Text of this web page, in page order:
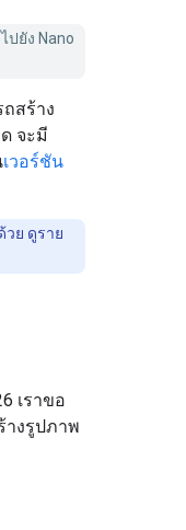
ยัง Nano
สร้าง
จะมี
เวอร์ชัน
ย ดูราย
เราขอ
างรูปภาพ